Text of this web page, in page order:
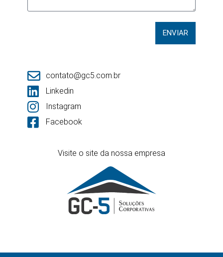
ENVIAR
contato@gc5.com.br
Linkedin
Instagram
Facebook
Visite o site da nossa empresa